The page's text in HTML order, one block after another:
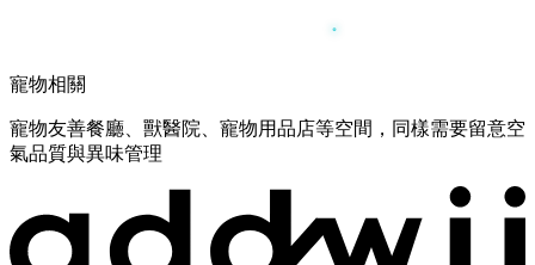
寵物相關
寵物友善餐廳、獸醫院、寵物用品店等空間，同樣需要留意空
氣品質與異味管理